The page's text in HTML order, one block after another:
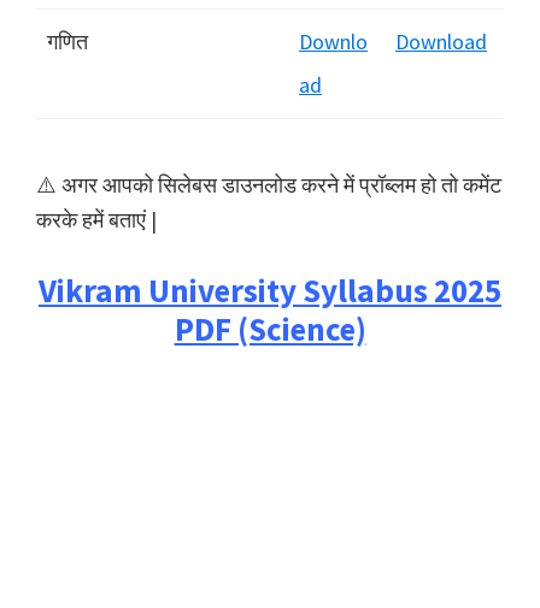
गणित
Downlo
ad
Download
⚠️ अगर आपको सिलेबस डाउनलोड करने में प्रॉब्लम हो तो कमेंट
करके हमें बताएं |
Vikram University Syllabus 2025
PDF (Science)